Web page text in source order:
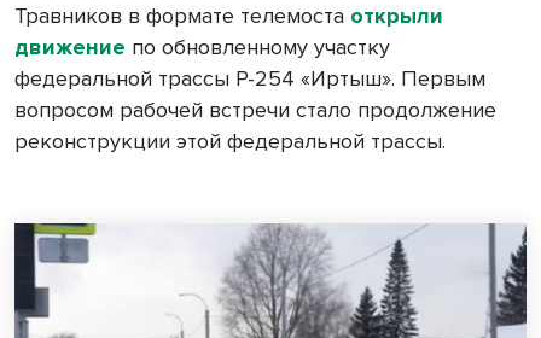
Травников в формате телемоста открыли
движение по обновленному участку
федеральной трассы Р-254 «Иртыш». Первым
вопросом рабочей встречи стало продолжение
реконструкции этой федеральной трассы.